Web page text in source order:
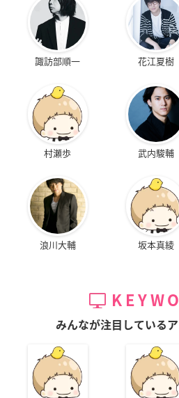
諏訪部順一 花江夏樹
村瀬歩 武内駿輔
浪川大輔 坂本真綾
みんなが注目している